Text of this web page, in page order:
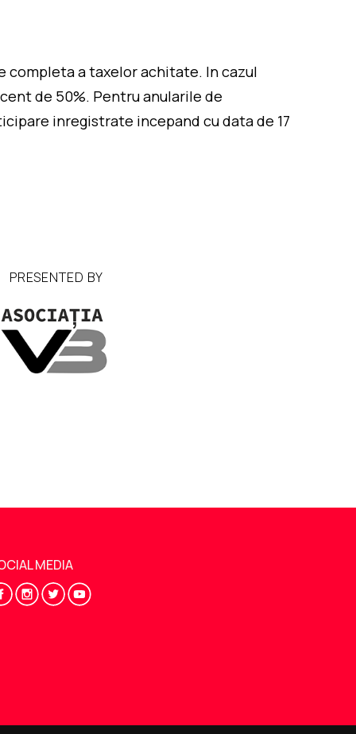
completa a taxelor achitate. In cazul
de 50%. Pentru anularile de
inregistrate incepand cu data de 17
PRESENTED BY
MEDIA